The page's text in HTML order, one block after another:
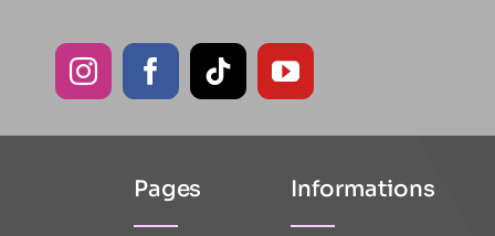
Pages Informations